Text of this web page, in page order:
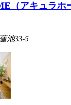
（アキュラホ
池33-5